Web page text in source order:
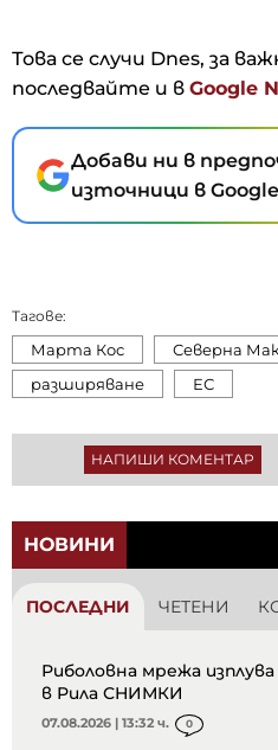
Това се случи Dnes, за
последвайте и в Google
Добави ни в
източници в Google
Тагове:
Марта Кос
Северна
разширяване
ЕС
НАПИШИ КОМЕНТАР
НОВИНИ
ПОСЛЕДНИ ЧЕТЕНИ
Риболовна мрежа
в Рила СНИМКИ
07.08.2026 | 13:32 ч. 0